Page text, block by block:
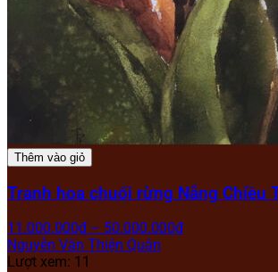
Thêm vào giỏ
Tranh hoa chuối rừng Nắng Chiều
11.000.000₫ – 50.000.000₫
Nguyễn Văn Thiện Quân
Lượt xem: 11